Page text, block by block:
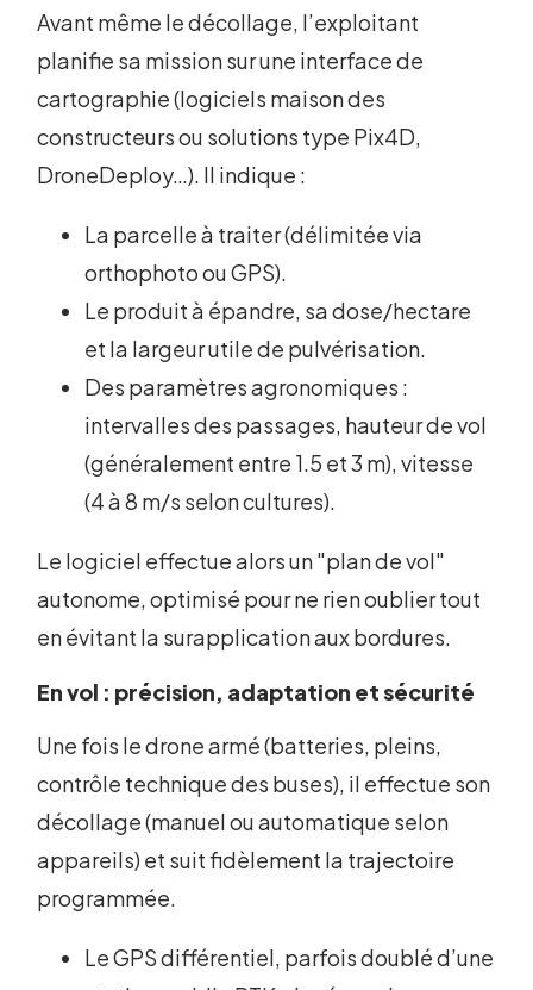
Avant même le décollage, l’exploitant
planifie sa mission sur une interface de
cartographie (logiciels maison des
constructeurs ou solutions type Pix4D,
DroneDeploy…). Il indique :
La parcelle à traiter (délimitée via
orthophoto ou GPS).
Le produit à épandre, sa dose/hectare
et la largeur utile de pulvérisation.
Des paramètres agronomiques :
intervalles des passages, hauteur de vol
(généralement entre 1.5 et 3 m), vitesse
(4 à 8 m/s selon cultures).
Le logiciel effectue alors un "plan de vol"
autonome, optimisé pour ne rien oublier tout
en évitant la surapplication aux bordures.
En vol : précision, adaptation et sécurité
Une fois le drone armé (batteries, pleins,
contrôle technique des buses), il effectue son
décollage (manuel ou automatique selon
appareils) et suit fidèlement la trajectoire
programmée.
Le GPS différentiel, parfois doublé d’une